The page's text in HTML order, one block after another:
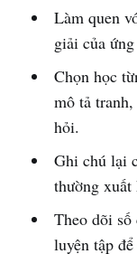
Làm quen
giải của
Chọn học
mô tả
hỏi.
Ghi chú lại
thường xuất
Theo dõi số
luyện tập